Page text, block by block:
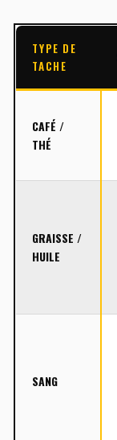
TYPE DE
TACHE
CAFÉ /
THÉ
GRAISSE /
HUILE
SANG